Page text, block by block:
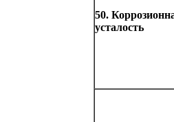
50.
усталость